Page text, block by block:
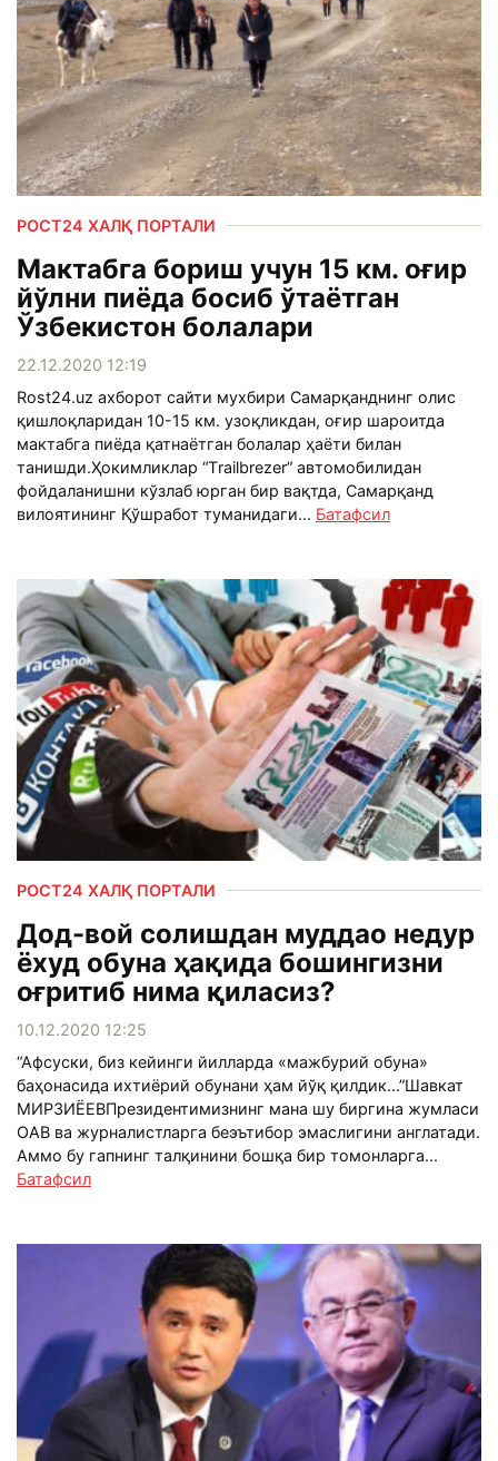
РОСТ24 ХАЛҚ ПОРТАЛИ
Мактабга бориш учун 15 км. оғир
йўлни пиёда босиб ўтаётган
Ўзбекистон болалари
22.12.2020 12:19
Rost24.uz ахборот сайти мухбири Самарқанднинг олис
қишлоқларидан 10-15 км. узоқликдан, оғир шароитда
мактабга пиёда қатнаётган болалар ҳаёти билан
танишди.Ҳокимликлар “Тrailbrezer” автомобилидан
фойдаланишни кўзлаб юрган бир вақтда, Самарқанд
вилоятининг Қўшработ туманидаги... Батафсил
РОСТ24 ХАЛҚ ПОРТАЛИ
Дод-вой солишдан муддао недур
ёхуд обуна ҳақида бошингизни
оғритиб нима қиласиз?
10.12.2020 12:25
“Афсуски, биз кейинги йилларда «мажбурий обуна»
баҳонасида ихтиёрий обунани ҳам йўқ қилдик...”Шавкат
МИРЗИЁЕВПрезидентимизнинг мана шу биргина жумласи
ОАВ ва журналистларга беэътибор эмаслигини англатади.
Аммо бу гапнинг талқинини бошқа бир томонларга...
Батафсил